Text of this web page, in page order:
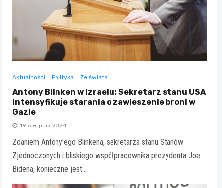
Aktualności Polityka Ze świata
Antony Blinken w Izraelu: Sekretarz stanu USA
intensyfikuje starania o zawieszenie broni w
Gazie
19 sierpnia 2024
Zdaniem Antony'ego Blinkena, sekretarza stanu Stanów
Zjednoczonych i bliskiego współpracownika prezydenta Joe
Bidena, konieczne jest…